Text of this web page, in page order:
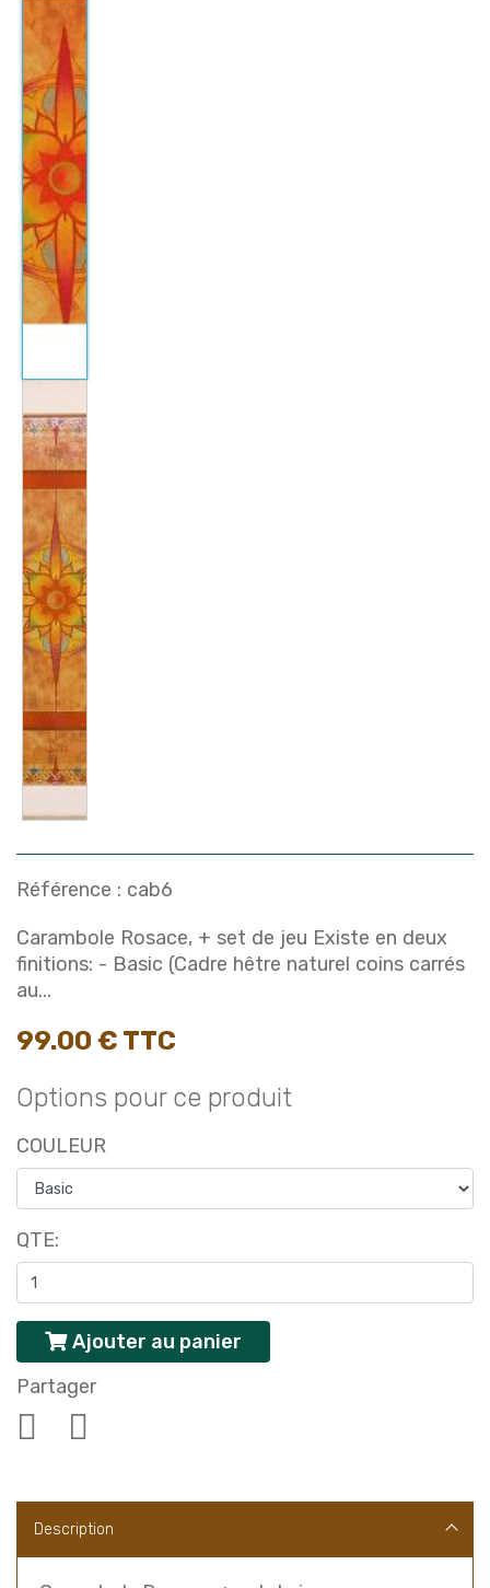
Référence : cab6
Carambole Rosace, + set de jeu Existe en deux
finitions: - Basic (Cadre hêtre naturel coins carrés
au...
99.00 € TTC
Options pour ce produit
COULEUR
QTE:
Ajouter au panier
Partager
Description